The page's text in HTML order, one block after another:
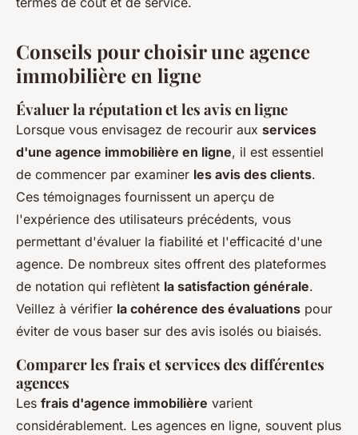
Conseils pour choisir une agence
immobilière en ligne
Évaluer la réputation et les avis en ligne
Lorsque vous envisagez de recourir aux services
d'une agence immobilière en ligne, il est essentiel
de commencer par examiner les avis des clients.
Ces témoignages fournissent un aperçu de
l'expérience des utilisateurs précédents, vous
permettant d'évaluer la fiabilité et l'efficacité d'une
agence. De nombreux sites offrent des plateformes
de notation qui reflètent la satisfaction générale.
Veillez à vérifier la cohérence des évaluations pour
éviter de vous baser sur des avis isolés ou biaisés.
Comparer les frais et services des différentes
agences
Les frais d'agence immobilière varient
considérablement. Les agences en ligne, souvent plus